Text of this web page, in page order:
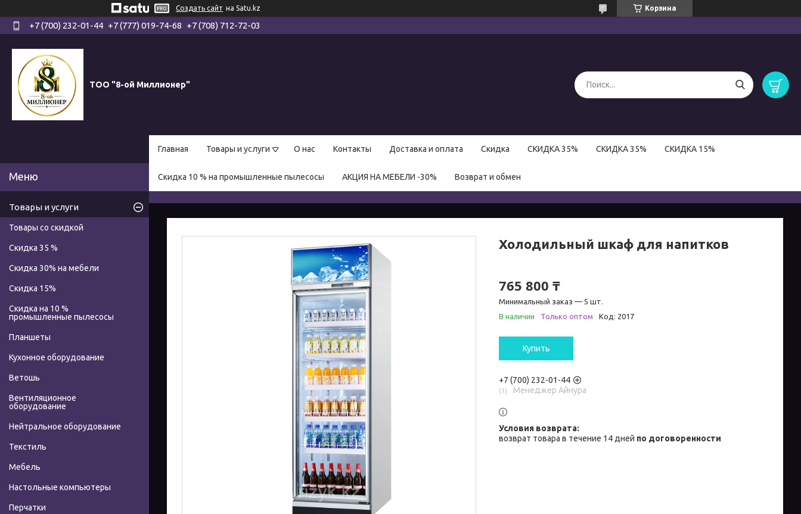
Создать сайт на Satu.kz Корзина
+7 (700) 232-01-44 +7 (777) 019-74-68 +7 (708) 712-72-03
ТОО "8-ой Миллионер"
Главная Товары и услуги О нас Контакты Доставка и оплата Скидка СКИДКА 35% СКИДКА 35% СКИДКА 15%
Скидка 10 % на промышленные пылесосы АКЦИЯ НА МЕБЕЛИ -30% Возврат и обмен
Холодильный шкаф для напитков
765 800 ₸
Минимальный заказ — 5 шт.
В наличии
Только оптом Код: 2017
Купить
+7 (700) 232-01-44
1 Менеджер Айнура
возврат товара в течение 14 дней по договоренности
Товары и услуги
Товары со скидкой
Скидка 35 %
Скидка 30% на мебели
Скидка 15%
Скидка на 10 %
промышленные пылесосы
Планшеты
Кухонное оборудование
Ветошь
Вентиляционное
оборудование
Нейтральное оборудование
Текстиль
Мебель
Настольные компьютеры
Перчатки